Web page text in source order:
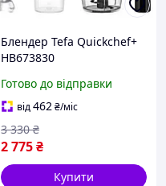
Блендер Tefa Quickchef+
HB673830
Готово до відправки
від462₴/міс
2 775₴
3 330 ₴
Купити